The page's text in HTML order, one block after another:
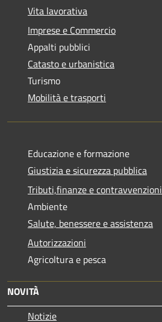
Vita lavorativa
Imprese e Commercio
Appalti pubblici
Catasto e urbanistica
Turismo
Mobilità e trasporti
Educazione e formazione
Giustizia e sicurezza pubblica
Tributi,finanze e contravvenzioni
Ambiente
Salute, benessere e assistenza
Autorizzazioni
Agricoltura e pesca
NOVITÀ
Notizie